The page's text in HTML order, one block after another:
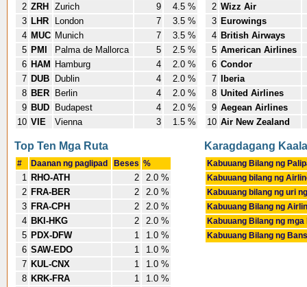
2 ZRH Zurich 9
4.5 %
3 LHR London 7
3.5 %
4 MUC Munich 7
3.5 %
5 PMI Palma de Mallorca 5
2.5 %
6 HAM Hamburg 4
2.0 %
7 DUB Dublin 4
2.0 %
8 BER Berlin 4
2.0 %
9 BUD Budapest 4
2.0 %
10 VIE Vienna 3 1.5 %
2 Wizz Air
3 Eurowings
4 British Airways
5 American Airlines
6 Condor
7
Iberia
8 United Airlines
9 Aegean Airlines
10 Air New Zealand
Top Ten Mga Ruta
# Daanan ng paglipad Beses %
1 RHO-ATH 2
2.0 %
2 FRA-BER 2
2.0 %
3 FRA-CPH 2
2.0 %
4 BKI-HKG 2
2.0 %
5 PDX-DFW 1
1.0 %
6 SAW-EDO 1
1.0 %
7 KUL-CNX 1
1.0 %
8 KRK-FRA 1
1.0 %
Karagdagang
Kabuuang Bilang ng
Kabuuang bilang ng
Kabuuang bilang ng uri
Kabuuang Bilang ng
Kabuuang Bilang ng mga
Kabuuang Bilang ng